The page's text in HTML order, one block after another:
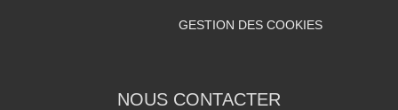
GESTION DES COOKIES
NOUS CONTACTER